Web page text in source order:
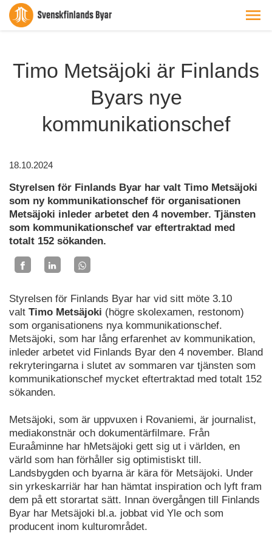
Timo Metsäjoki är Finlands
Byars nye
kommunikationschef
18.10.2024
Styrelsen för Finlands Byar har valt Timo Metsäjoki
som ny kommunikationschef för organisationen
Metsäjoki inleder arbetet den 4 november. Tjänsten
som kommunikationschef var eftertraktad med
totalt 152 sökanden.
Styrelsen för Finlands Byar har vid sitt möte 3.10
valt Timo Metsäjoki (högre skolexamen, restonom)
som organisationens nya kommunikationschef.
Metsäjoki, som har lång erfarenhet av kommunikation,
inleder arbetet vid Finlands Byar den 4 november. Bland
rekryteringarna i slutet av sommaren var tjänsten som
kommunikationschef mycket eftertraktad med totalt 152
sökanden.
Metsäjoki, som är uppvuxen i Rovaniemi, är journalist,
mediakonstnär och dokumentärfilmare. Från
Euraåminne har hMetsäjoki gett sig ut i världen, en
värld som han förhåller sig optimistiskt till.
Landsbygden och byarna är kära för Metsäjoki. Under
sin yrkeskarriär har han hämtat inspiration och lyft fram
dem på ett storartat sätt. Innan övergången till Finlands
Byar har Metsäjoki bl.a. jobbat vid Yle och som
producent inom kulturområdet.